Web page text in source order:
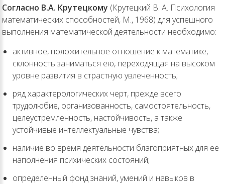
Согласно В.А. Крутецкому (Крутецкий В. А. Психология
математических способностей, М., 1968) для успешного
выполнения математической деятельности необходимо:
активное, положительное отношение к математике,
склонность заниматься ею, переходящая на высоком
уровне развития в страстную увлеченность;
ряд характерологических черт, прежде всего
трудолюбие, организованность, самостоятельность,
целеустремленность, настойчивость, а также
устойчивые интеллектуальные чувства;
наличие во время деятельности благоприятных для ее
наполнения психических состояний;
определенный фонд знаний, умений и навыков в